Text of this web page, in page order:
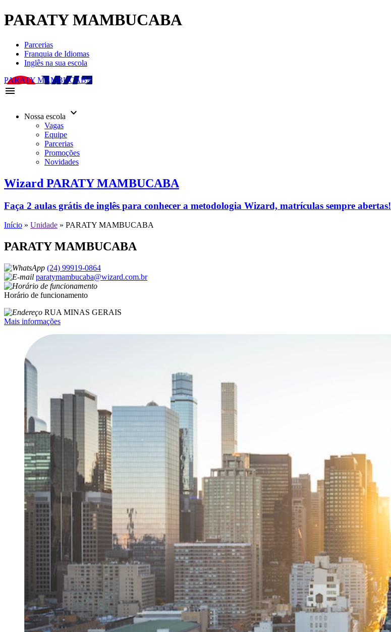
PARATY MAMBUCABA
Parcerias
Franquia de Idiomas
Inglês na sua escola
PARATY MAMBUCABA
menu
Nossa escola keyboard_arrow_down
Vagas
Equipe
Parcerias
Promoções
Novidades
Wizard PARATY MAMBUCABA
Faça 2 aulas grátis de inglês para conhecer a metodologia Wizard, matrículas sempre abertas!
Início » Unidade » PARATY MAMBUCABA
PARATY MAMBUCABA
(24) 99919-0864
paratymambucaba@wizard.com.br
Horário de funcionamento
RUA MINAS GERAIS
Mais informações